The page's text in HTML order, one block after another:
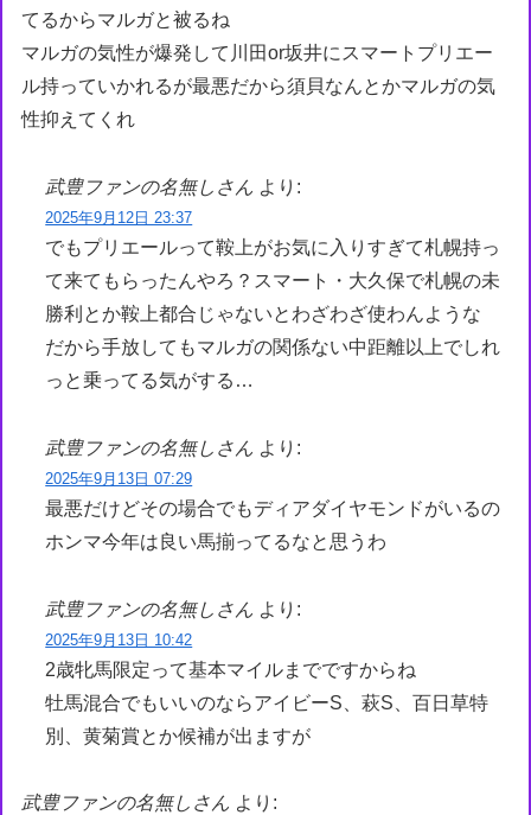
てるからマルガと被るね
マルガの気性が爆発して川田or坂井にスマートプリエー
ル持っていかれるが最悪だから須貝なんとかマルガの気
性抑えてくれ
武豊ファンの名無しさん より:
2025年9月12日 23:37
でもプリエールって鞍上がお気に入りすぎて札幌持っ
て来てもらったんやろ？スマート・大久保で札幌の未
勝利とか鞍上都合じゃないとわざわざ使わんような
だから手放してもマルガの関係ない中距離以上でしれ
っと乗ってる気がする…
武豊ファンの名無しさん より:
2025年9月13日 07:29
最悪だけどその場合でもディアダイヤモンドがいるの
ホンマ今年は良い馬揃ってるなと思うわ
武豊ファンの名無しさん より:
2025年9月13日 10:42
2歳牝馬限定って基本マイルまでですからね
牡馬混合でもいいのならアイビーS、萩S、百日草特
別、黄菊賞とか候補が出ますが
武豊ファンの名無しさん より: